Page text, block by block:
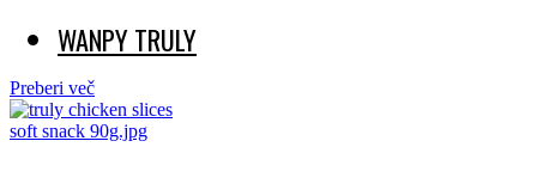
WANPY TRULY
Preberi več